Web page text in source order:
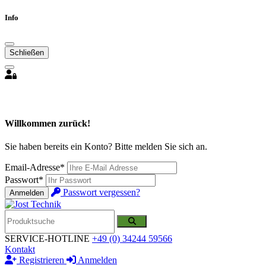
Info
Schließen
Willkommen zurück!
Sie haben bereits ein Konto? Bitte melden Sie sich an.
Email-Adresse*
Passwort*
Anmelden Passwort vergessen?
SERVICE-HOTLINE +49 (0) 34244 59566
Kontakt
Registrieren
Anmelden